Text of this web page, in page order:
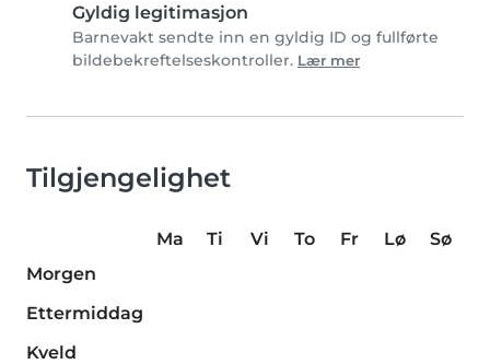
Gyldig legitimasjon
Barnevakt sendte inn en gyldig ID og fullførte
bildebekreftelseskontroller. Lær mer
Tilgjengelighet
Ma Ti Vi To Fr Lø
Sø
Morgen
Ettermiddag
Kveld